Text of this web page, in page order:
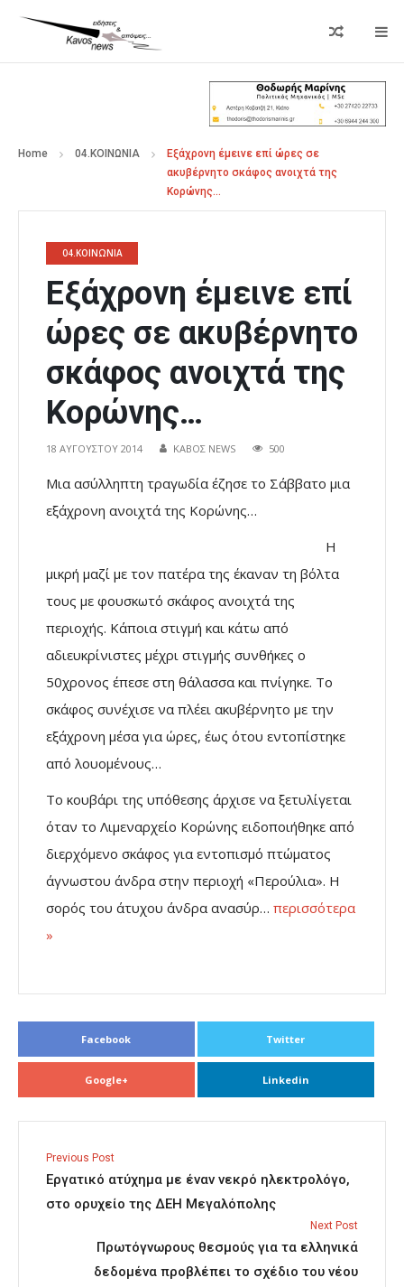
Home 04.ΚΟΙΝΩΝΙΑ
Εξάχρονη έμεινε επί ώρες σε
ακυβέρνητο σκάφος ανοιχτά της
Κορώνης…
04.ΚΟΙΝΩΝΙΑ
Εξάχρονη έμεινε επί
ώρες σε ακυβέρνητο
σκάφος ανοιχτά της
Κορώνης…
18 ΑΥΓΟΎΣΤΟΥ 2014 ΚΑΒΟΣ NEWS 500
Μια ασύλληπτη τραγωδία έζησε το Σάββατο μια
εξάχρονη ανοιχτά της Κορώνης…
Η
μικρή μαζί με τον πατέρα της έκαναν τη βόλτα
τους με φουσκωτό σκάφος ανοιχτά της
περιοχής. Κάποια στιγμή και κάτω από
αδιευκρίνιστες μέχρι στιγμής συνθήκες ο
50χρονος έπεσε στη θάλασσα και πνίγηκε. Το
σκάφος συνέχισε να πλέει ακυβέρνητο με την
εξάχρονη μέσα για ώρες, έως ότου εντοπίστηκε
από λουομένους…
Το κουβάρι της υπόθεσης άρχισε να ξετυλίγεται
όταν το Λιμεναρχείο Κορώνης ειδοποιήθηκε από
διερχόμενο σκάφος για εντοπισμό πτώματος
άγνωστου άνδρα στην περιοχή «Περούλια». Η
σορός του άτυχου άνδρα ανασύρ… περισσότερα
»
Facebook Twitter
Google+ Linkedin
Previous Post
Εργατικό ατύχημα με έναν νεκρό ηλεκτρολόγο,
στο ορυχείο της ΔΕΗ Μεγαλόπολης
Next Post
Πρωτόγνωρους θεσμούς για τα ελληνικά
δεδομένα προβλέπει το σχέδιο του νέου